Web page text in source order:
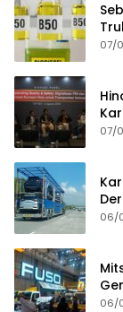
07/
07/
06/
06/